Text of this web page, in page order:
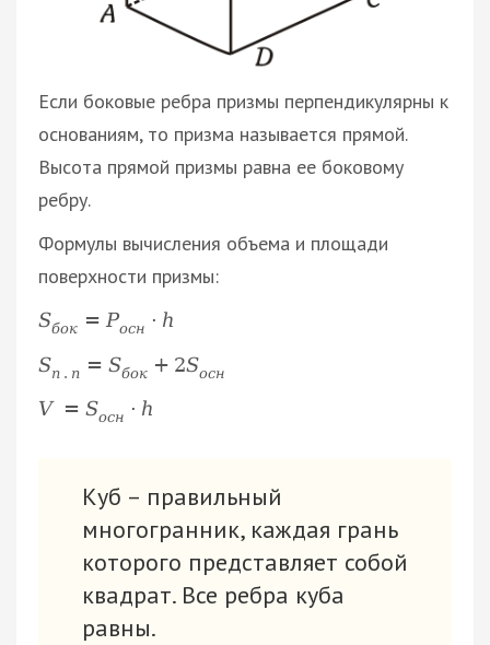
Если боковые ребра призмы перпендикулярны к
основаниям, то призма называется прямой.
Высота прямой призмы равна ее боковому
ребру.
Формулы вычисления объема и площади
поверхности призмы:
Sбок = Pосн · h
Sп . п = Sбок + 2Sосн
V = Sосн · h
Куб – правильный
многогранник, каждая грань
которого представляет собой
квадрат. Все ребра куба
равны.